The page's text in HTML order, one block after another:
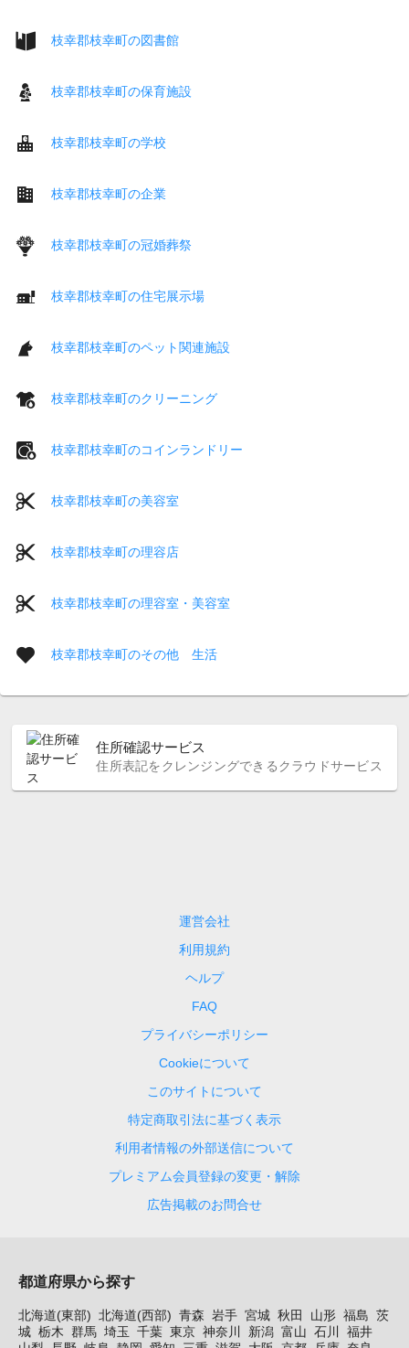
枝幸郡枝幸町の図書館
枝幸郡枝幸町の保育施設
枝幸郡枝幸町の学校
枝幸郡枝幸町の企業
枝幸郡枝幸町の冠婚葬祭
枝幸郡枝幸町の住宅展示場
枝幸郡枝幸町のペット関連施設
枝幸郡枝幸町のクリーニング
枝幸郡枝幸町のコインランドリー
枝幸郡枝幸町の美容室
枝幸郡枝幸町の理容店
枝幸郡枝幸町の理容室・美容室
枝幸郡枝幸町のその他 生活
住所確認サービス
住所表記をクレンジングできるクラウドサービス
運営会社
利用規約
ヘルプ
FAQ
プライバシーポリシー
Cookieについて
このサイトについて
特定商取引法に基づく表示
利用者情報の外部送信について
プレミアム会員登録の変更・解除
広告掲載のお問合せ
都道府県から探す
北海道(東部) 北海道(西部) 青森 岩手 宮城 秋田 山形 福島 茨
城 栃木 群馬 埼玉 千葉 東京 神奈川 新潟 富山 石川
福井